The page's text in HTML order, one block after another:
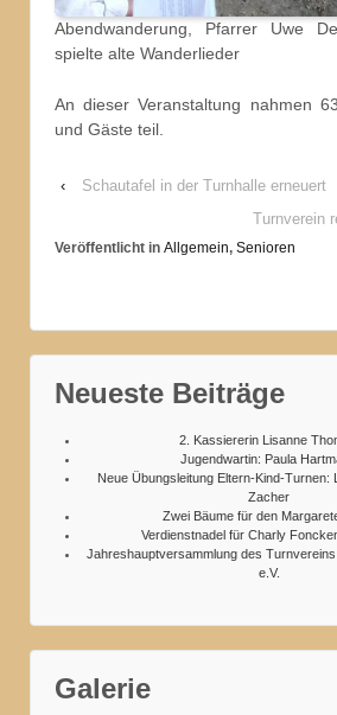
Abendwanderung, Pfarrer Uwe
spielte alte Wanderlieder
An dieser Veranstaltung nahmen
und Gäste teil.
‹
Schautafel in der Turnhalle erneuert
Turnverein
Veröffentlicht in Allgemein, Senioren
Neueste Beiträge
2. Kassiererin Lisanne
Jugendwartin: Paula
Neue Übungsleitung Eltern-Kind-Turnen:
Zacher
Zwei Bäume für den
Verdienstnadel für Charly
Jahreshauptversammlung des
e.V.
Galerie